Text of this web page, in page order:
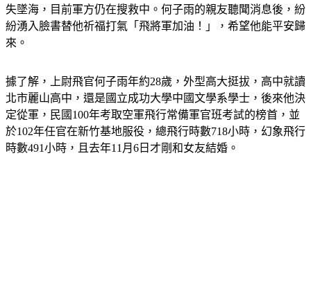
失墜海，目前軍方仍在搜救中。何子雨的親友聽聞消息後，紛
紛湧入臉書替他祈福打氣「飛將軍加油！」，希望他能平安歸
來。
據了解，上尉飛官何子雨年約28歲，外型高大挺拔，高中就讀
北市麗山高中，還是國立成功大學中國文學系學士，後來他決
定從軍，民國100年考取空軍飛行常備軍官班考試的榜首，並
於102年任官在新竹基地服役，總飛行時數718小時，幻象飛行
時數491小時，且去年11月6日才剛和女友結婚。